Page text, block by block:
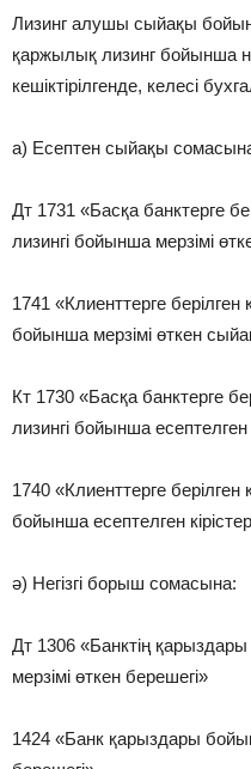
Лизинг алушы сыйақы
қаржылық лизинг бойынша
кешіктірілгенде, келесі
а) Есептен сыйақы
Дт 1731 «Басқа банктерге
лизингі бойынша мерзімі
1741 «Клиенттерге
бойынша мерзімі өткен
Кт 1730 «Басқа банктерге
лизингі бойынша есептелген
1740 «Клиенттерге
бойынша есептелген
ә) Негізгі борыш сомасына:
Дт 1306 «Банктің
мерзімі өткен берешегі»
1424 «Банк қарыздары